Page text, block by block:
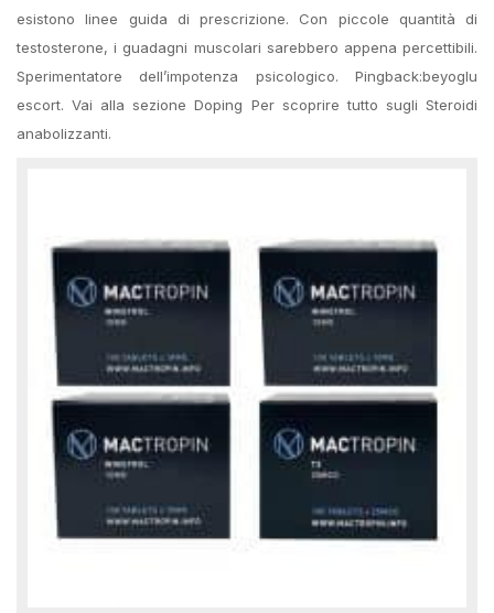
esistono linee guida di prescrizione. Con piccole quantità di
testosterone, i guadagni muscolari sarebbero appena percettibili.
Sperimentatore dell’impotenza psicologico. Pingback:beyoglu
escort. Vai alla sezione Doping Per scoprire tutto sugli Steroidi
anabolizzanti.